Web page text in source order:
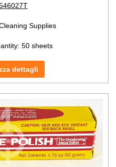
Supplies
50 sheets
dettagli